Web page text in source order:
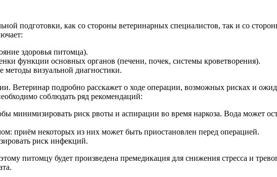
подготовки, как со стороны ветеринарных специалистов, так и со
здоровья питомца).
функции основных органов (печени, почек, системы кроветворения).
методы визуальной диагностики.
Ветеринар подробно расскажет о ходе операции, возможных рисках и
соблюдать ряд рекомендаций:
минимизировать риск рвоты и аспирации во время наркоза. Вода может
приём некоторых из них может быть приостановлен перед операцией.
риск инфекций.
питомцу будет произведена премедикация для снижения стресса и